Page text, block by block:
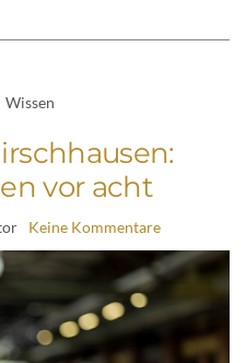
Wissen
vor acht
Keine Kommentare